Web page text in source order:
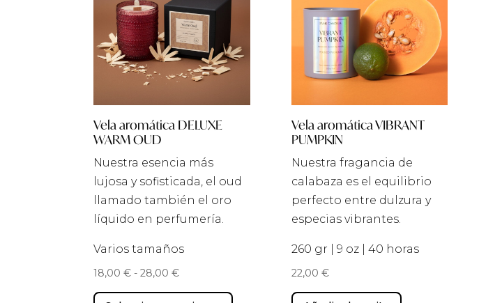
Vela aromática DELUXE
WARM OUD
Nuestra esencia más
lujosa y sofisticada, el oud
llamado también el oro
líquido en perfumería.
Varios tamaños
18,00€ - 28,00€Rango
Este
Vela aromática VIBRANT
PUMPKIN
Nuestra fragancia de
calabaza es el equilibrio
perfecto entre dulzura y
especias vibrantes.
260 gr | 9 oz | 40 horas
22,00 €